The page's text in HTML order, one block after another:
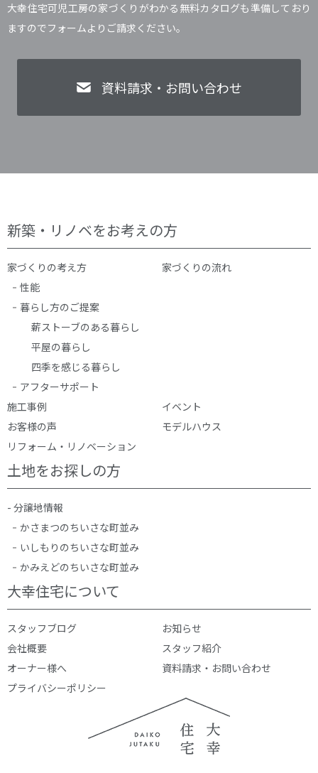
大幸住宅可児工房の家づくりがわかる無料カタログも準備しており
ますのでフォームよりご請求ください。
資料請求・お問い合わせ
新築・リノベをお考えの方
家づくりの考え方
性能
暮らし方のご提案
薪ストーブのある暮らし
平屋の暮らし
四季を感じる暮らし
アフターサポート
家づくりの流れ
施工事例
イベント
お客様の声
モデルハウス
リフォーム・リノベーション
土地をお探しの方
- 分譲地情報
かさまつのちいさな町並み
いしもりのちいさな町並み
かみえどのちいさな町並み
大幸住宅について
スタッフブログ
お知らせ
会社概要
スタッフ紹介
オーナー様へ
資料請求・お問い合わせ
プライバシーポリシー